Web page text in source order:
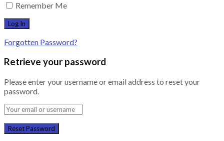
Remember Me
Forgotten Password?
Retrieve your password
Please enter your username or email address to reset your
password.